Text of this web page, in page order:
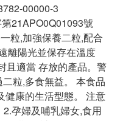
00000-3
21APO0Q01093號
粒,加強保養二粒,配合
離陽光並保存在溫度
且適當 存放的產品。警
粒,多食無益。 本食品
健康的生活型態。 注意
孕婦及哺乳婦女,食用